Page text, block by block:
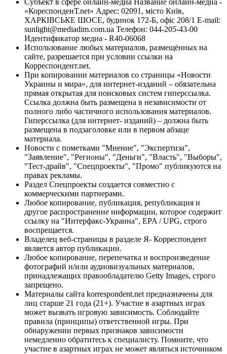
«КореспонденТ.net» Адрес: 02091, місто Київ,
ХАРКІВСЬКЕ ШОСЕ, будинок 172-Б, офіс 208/1 E-mail:
sunlight@mediadim.com.ua Телефон: 044-205-43-00
Идентификатор медиа - R40-06068
Использование любых материалов, размещённых на
сайте, разрешается при условии ссылки на
Корреспондент.net.
При копировании материалов со страницы «Новости
Украины и мира», для интернет-изданий – обязательна
прямая открытая для поисковых систем гиперссылка.
Ссылка должна быть размещена в независимости от
полного либо частичного использования материалов.
Гиперссылка (для интернет- изданий) – должна быть
размещена в подзаголовке или в первом абзаце
материала.
Новости с пометками "Мнение", "Экспертиза",
"Заявление", "Регионы", "Деньги", "Власть", "Выборы",
"Тест-драйв", "Спецпроекты", "Промо" публикуются на
правах рекламы.
Раздел Спецпроекты создается совместно с
коммерческими партнерами.
Любое копирование, публикация, републикация и
другое распространение информации, которое содержит
ссылку на "Интерфакс-Украина", EPA / UPG, строго
воспрещается.
Владелец веб-страницы в разделе Я- Корреспондент
является автор публикации.
Любое копирование, перепечатка и воспроизведение
фотографий и/или аудиовизуальных материалов,
принадлежащих правообладателю Getty Images, строго
запрещено.
Материалы сайта korrespondent.net предназначены для
лиц старше 21 года (21+). Участие в азартных играх
может вызвать игровую зависимость. Соблюдайте
правила (принципы) ответственной игры. При
обнаружении первых признаков зависимости
немедленно обратитесь к специалисту. Помните, что
участие в азартных играх не может являться источником